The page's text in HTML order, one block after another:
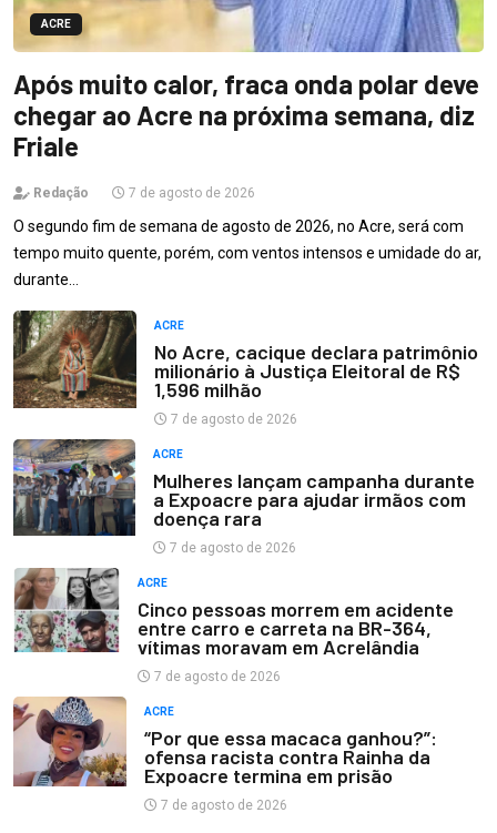
ACRE
Após muito calor, fraca onda polar deve
chegar ao Acre na próxima semana, diz
Friale
Redação 7 de agosto de 2026
O segundo fim de semana de agosto de 2026, no Acre, será com
tempo muito quente, porém, com ventos intensos e umidade do ar,
durante…
ACRE
No Acre, cacique declara patrimônio
milionário à Justiça Eleitoral de R$
1,596 milhão
7 de agosto de 2026
ACRE
Mulheres lançam campanha durante
a Expoacre para ajudar irmãos com
doença rara
7 de agosto de 2026
ACRE
Cinco pessoas morrem em acidente
entre carro e carreta na BR-364,
vítimas moravam em Acrelândia
7 de agosto de 2026
ACRE
“Por que essa macaca ganhou?”:
ofensa racista contra Rainha da
Expoacre termina em prisão
7 de agosto de 2026